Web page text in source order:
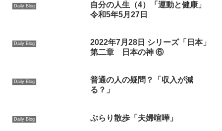
Daily Blog
自分の人生（4）「運動と健康」
令和5年5月27日
Daily Blog
2022年7月28日 シリーズ「日本」
第二章 日本の神 ⑥
Daily Blog
普通の人の疑問？「収入が減
る？」
Daily Blog ぶらり散歩「夫婦喧嘩」